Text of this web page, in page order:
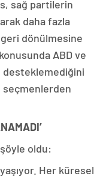
sağ partilerin
daha fazla
dönülmesine
konusunda ABD ve
desteklemediğini
oldu:
Her küresel